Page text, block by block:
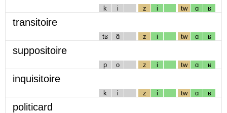
k i z i tw ɑ ʁ
transitoire
tʁ ɑ̃ z i tw ɑ ʁ
suppositoire
p o z i tw ɑ ʁ
inquisitoire
k i z i tw ɑ ʁ
politicard